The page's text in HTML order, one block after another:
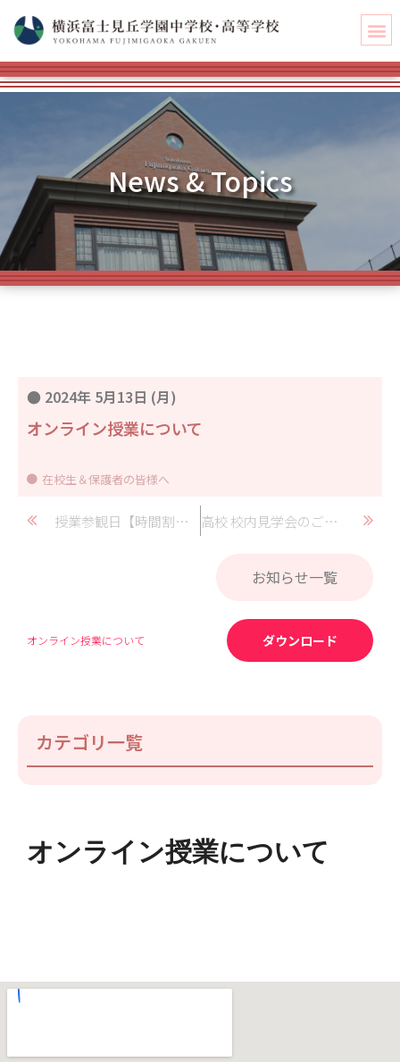
News & Topics
● 2024年 5月13日 (月)
オンライン授業について
在校生＆保護者の皆様へ
授業参観日【時間割表】 高校 校内見学会のご案内
お知らせ一覧
オンライン授業について ダウンロード
カテゴリ一覧
オンライン授業について